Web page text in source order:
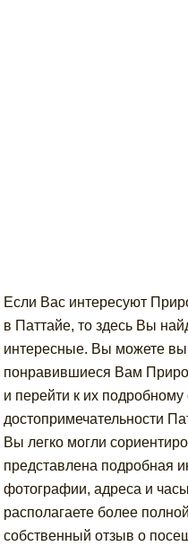
Если Вас интересуют
в Паттайе, то здесь Вы
интересные. Вы можете
понравившиеся Вам
и перейти к их
достопримечательности
Вы легко могли
представлена подробная
фотографии, адреса и
располагаете более
собственный отзыв о